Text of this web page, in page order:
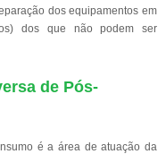
dos equipamentos em
dos que não podem ser
de Pós-
é a área de atuação da